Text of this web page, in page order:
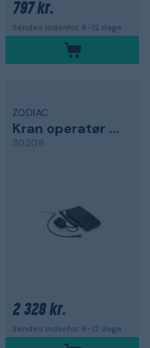
797 kr.
Sendes indenfor 8-12 dage
ZODIAC
Kran operatør pakke
30208
2 328 kr.
Sendes indenfor 8-12 dage